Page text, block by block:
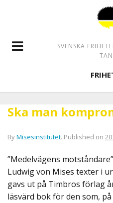
SVENSKA
Ska man
ByMisesinstitutet. Published on
”Medelvägens
Ludwig von Mises texter i
gavs ut på Timbros förlag
läsvärd bok för den som,